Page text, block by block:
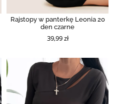
Rajstopy w panterkę Leonia 20
den czarne
39,99 zł